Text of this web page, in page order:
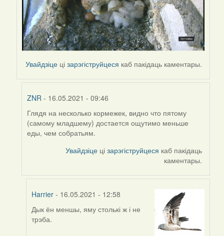
Увайдзіце цізарэгіструйцеся каб пакідаць каментары.
ZNR - 16.05.2021 - 09:46
In
reply
to
Глядя на несколько кормежек, видно что пятому
(самому младшему) достается ощутимо меньше
еды, чем собратьям.
Увайдзіце цізарэгіструйцеся каб пакідаць
каментары.
Harrier - 16.05.2021 - 12:58
In
reply
Дык ён меншы, яму столькі ж і не
трэба.